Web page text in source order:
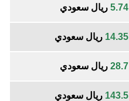
5.74 ريال سعودي
14.35 ريال سعودي
28.7 ريال سعودي
143.5 ريال سعودي